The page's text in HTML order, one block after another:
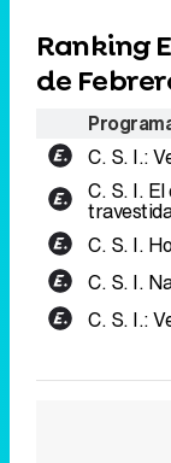
Ranking
de
C. S. I.:
C. S. I. El
travestida
C. S. I.
C. S. I.
C. S. I.: